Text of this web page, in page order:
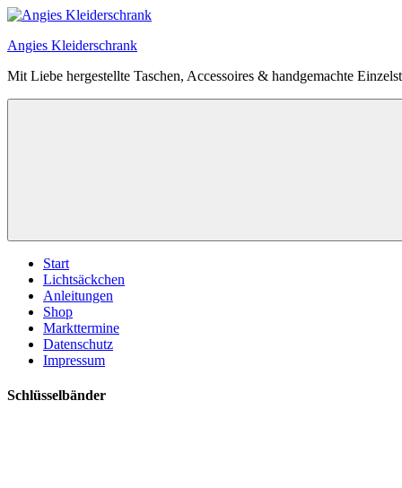
Zum
springen
Angies Kleiderschrank
Mit Liebe hergestellte Taschen, Accessoires & handgemachte
Start
Lichtsäckchen
Anleitungen
Shop
Markttermine
Datenschutz
Impressum
Schlüsselbänder